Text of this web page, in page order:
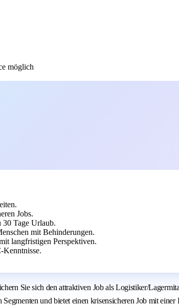
möglich
Jobs.
30 Tage Urlaub.
mit Behinderungen.
langfristigen Perspektiven.
Kenntnisse.
Sie sich den attraktiven Job als Logistiker/
und bietet einen krisensicheren Job mit